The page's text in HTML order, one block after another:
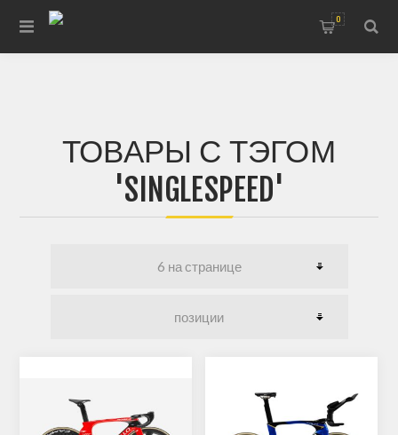
0
ТОВАРЫ С ТЭГОМ
'SINGLESPEED'